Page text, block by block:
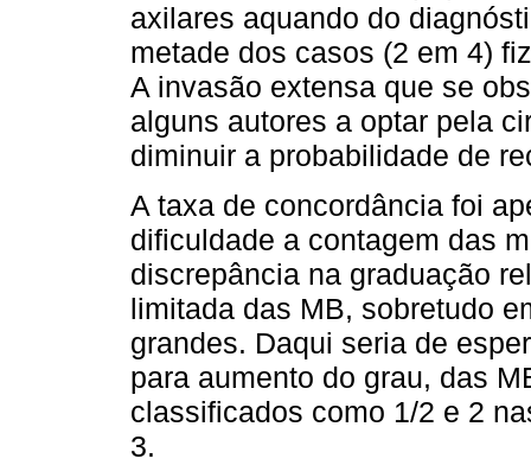
axilares aquando do
metade dos casos (2 em 4)
A invasão extensa que se
alguns autores a optar pela
diminuir a probabilidade de
A taxa de concordância foi
dificuldade a contagem das
discrepância na graduação
limitada das MB, sobretudo
grandes. Daqui seria de
para aumento do grau, das
classificados como 1/2 e 2
3.